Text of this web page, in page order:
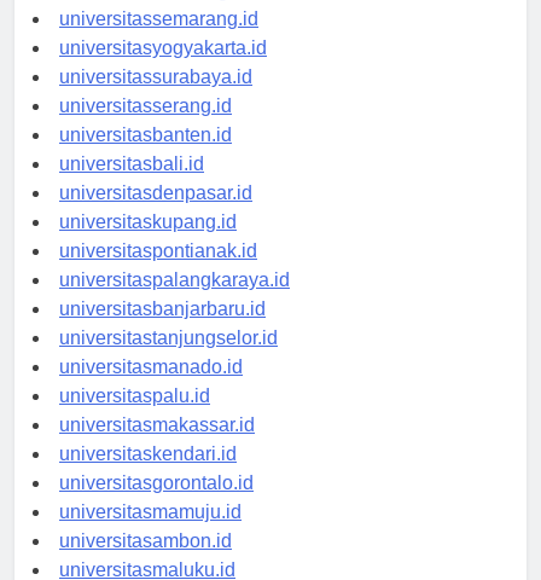
universitasbandung.id
universitassemarang.id
universitasyogyakarta.id
universitassurabaya.id
universitasserang.id
universitasbanten.id
universitasbali.id
universitasdenpasar.id
universitaskupang.id
universitaspontianak.id
universitaspalangkaraya.id
universitasbanjarbaru.id
universitastanjungselor.id
universitasmanado.id
universitaspalu.id
universitasmakassar.id
universitaskendari.id
universitasgorontalo.id
universitasmamuju.id
universitasambon.id